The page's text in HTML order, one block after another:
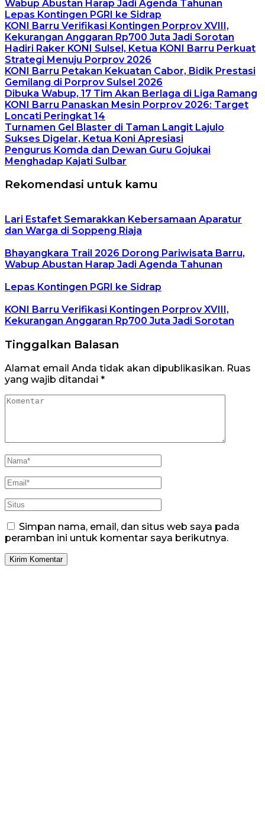
Wabup Abustan Harap Jadi Agenda Tahunan
Lepas Kontingen PGRI ke Sidrap
KONI Barru Verifikasi Kontingen Porprov XVIII,
Kekurangan Anggaran Rp700 Juta Jadi Sorotan
Hadiri Raker KONI Sulsel, Ketua KONI Barru Perkuat
Strategi Menuju Porprov 2026
KONI Barru Petakan Kekuatan Cabor, Bidik Prestasi
Gemilang di Porprov Sulsel 2026
Dibuka Wabup, 17 Tim Akan Berlaga di Liga Ramang
KONI Barru Panaskan Mesin Porprov 2026: Target
Loncati Peringkat 14
Turnamen Gel Blaster di Taman Langit Lajulo
Sukses Digelar, Ketua Koni Apresiasi
Pengurus Komda dan Dewan Guru Gojukai
Menghadap Kajati Sulbar
Rekomendasi untuk kamu
Lari Estafet Semarakkan Kebersamaan Aparatur
dan Warga di Soppeng Riaja
Bhayangkara Trail 2026 Dorong Pariwisata Barru,
Wabup Abustan Harap Jadi Agenda Tahunan
Lepas Kontingen PGRI ke Sidrap
KONI Barru Verifikasi Kontingen Porprov XVIII,
Kekurangan Anggaran Rp700 Juta Jadi Sorotan
Tinggalkan Balasan
Alamat email Anda tidak akan dipublikasikan. Ruas
yang wajib ditandai *
Simpan nama, email, dan situs web saya pada
peramban ini untuk komentar saya berikutnya.